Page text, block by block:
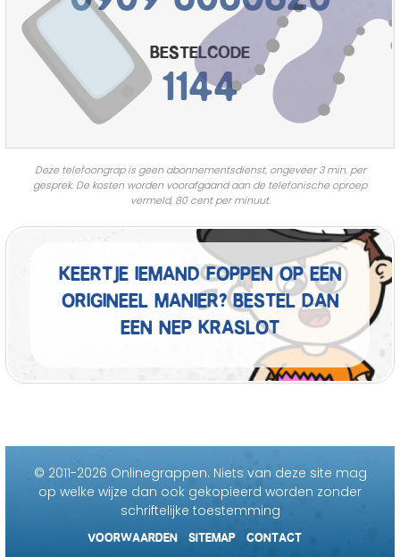
bestelcode
1144
Deze telefoongrap is geen abonnementsdienst, ongeveer 3 min. per
gesprek. De kosten worden voorafgaand aan de telefonische oproep
vermeld, 80 cent per minuut.
Keertje iemand foppen op een
origineel manier? Bestel dan
een nep kraslot
© 2011-2026 Onlinegrappen. Niets van deze site mag
op welke wijze dan ook gekopieerd worden zonder
schriftelijke toestemming
VOORWAARDEN SITEMAP CONTACT